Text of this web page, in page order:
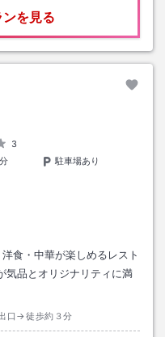
を見る
3
駐車場あり
食・中華が楽しめるレスト
気品とオリジナリティに満
口→徒歩約３分